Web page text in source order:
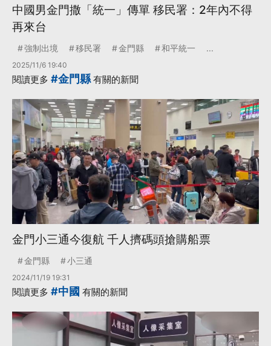
中國男金門撒「統一」傳單 移民署：2年內不得
再來台
強制出境 移民署 金門縣 和平統一 ...
2025/11/6 19:40
閱讀更多 #金門縣有關的新聞
金門小三通今復航 千人擠碼頭搶購船票
金門縣 小三通
2024/11/19 19:31
閱讀更多 #中國 有關的新聞